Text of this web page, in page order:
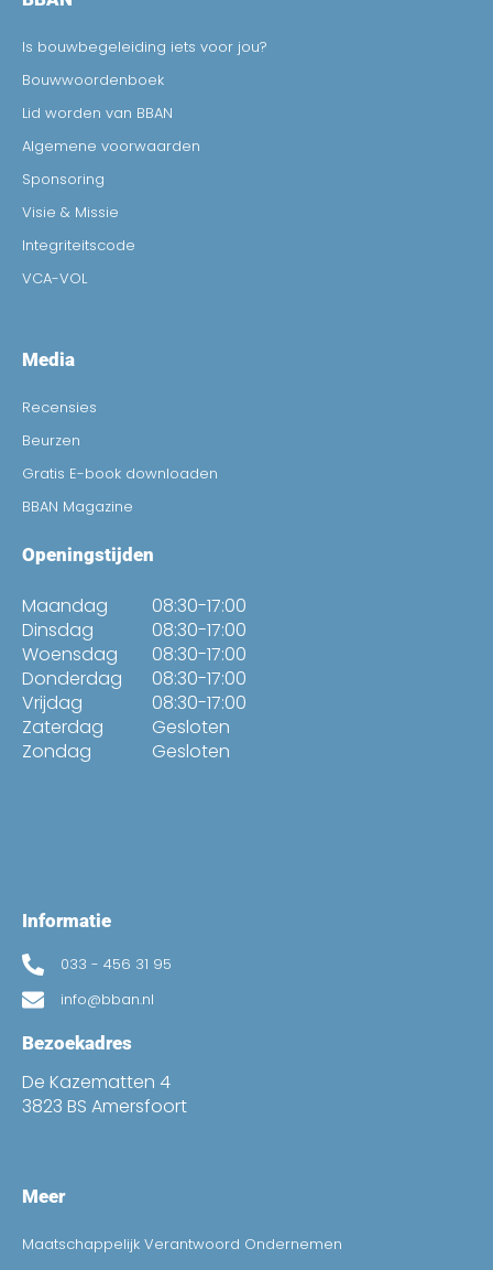
Is bouwbegeleiding iets voor jou?
Bouwwoordenboek
Lid worden van BBAN
Algemene voorwaarden
Sponsoring
Visie & Missie
Integriteitscode
VCA-VOL
Media
Recensies
Beurzen
Gratis E-book downloaden
BBAN Magazine
Openingstijden
Maandag
Dinsdag
Woensdag
Donderdag
Vrijdag
Zaterdag
Zondag
08:30-17:00
08:30-17:00
08:30-17:00
08:30-17:00
08:30-17:00
Gesloten
Gesloten
Informatie
033 - 456 31 95
info@bban.nl
Bezoekadres
De Kazematten 4
3823 BS Amersfoort
Meer
Maatschappelijk Verantwoord Ondernemen